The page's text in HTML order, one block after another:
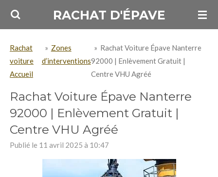
Passer
principal
RACHAT D'ÉPAVE
Rachat
voiture
Accueil
» Zones
d’interventions
» Rachat Voiture Épave Nanterre
92000 | Enlèvement Gratuit |
Centre VHU Agréé
Rachat Voiture Épave Nanterre
92000 | Enlèvement Gratuit |
Centre VHU Agréé
Publié le 11 avril 2025 à 10:47